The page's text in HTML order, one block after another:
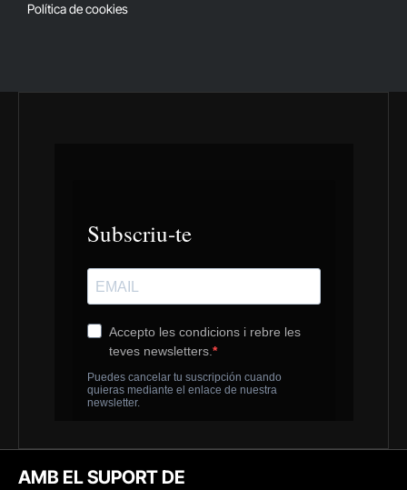
Política de cookies
AMB EL SUPORT DE